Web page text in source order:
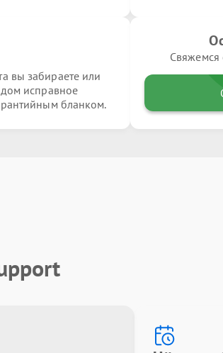
вы забираете или
дом исправное
бланком.
Свяжемся